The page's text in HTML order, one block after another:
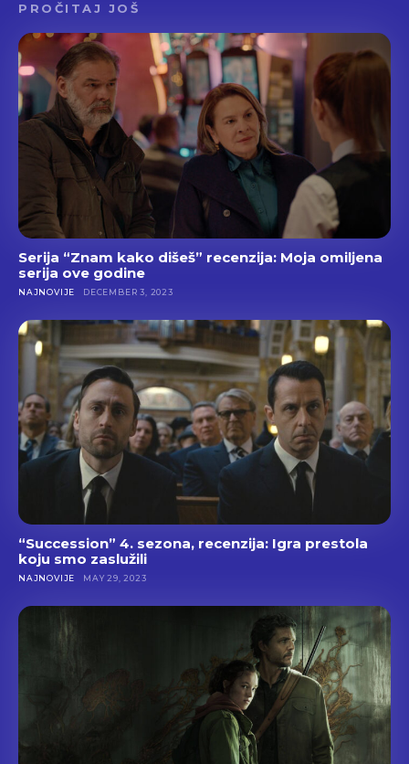
PROČITAJ JOŠ
Serija “Znam kako dišeš” recenzija: Moja omiljena
serija ove godine
NAJNOVIJE DECEMBER 3, 2023
“Succession” 4. sezona, recenzija: Igra prestola
koju smo zaslužili
NAJNOVIJE MAY 29, 2023